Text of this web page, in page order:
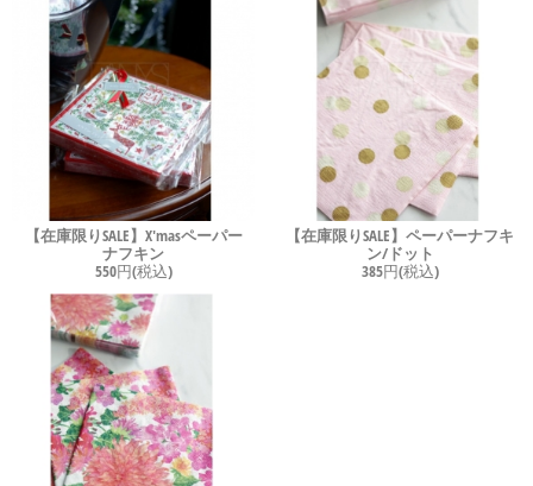
【在庫限りSALE】X'masペーパー
ナフキン
550円(税込)
【在庫限りSALE】ペーパーナフキ
ン/ドット
385円(税込)